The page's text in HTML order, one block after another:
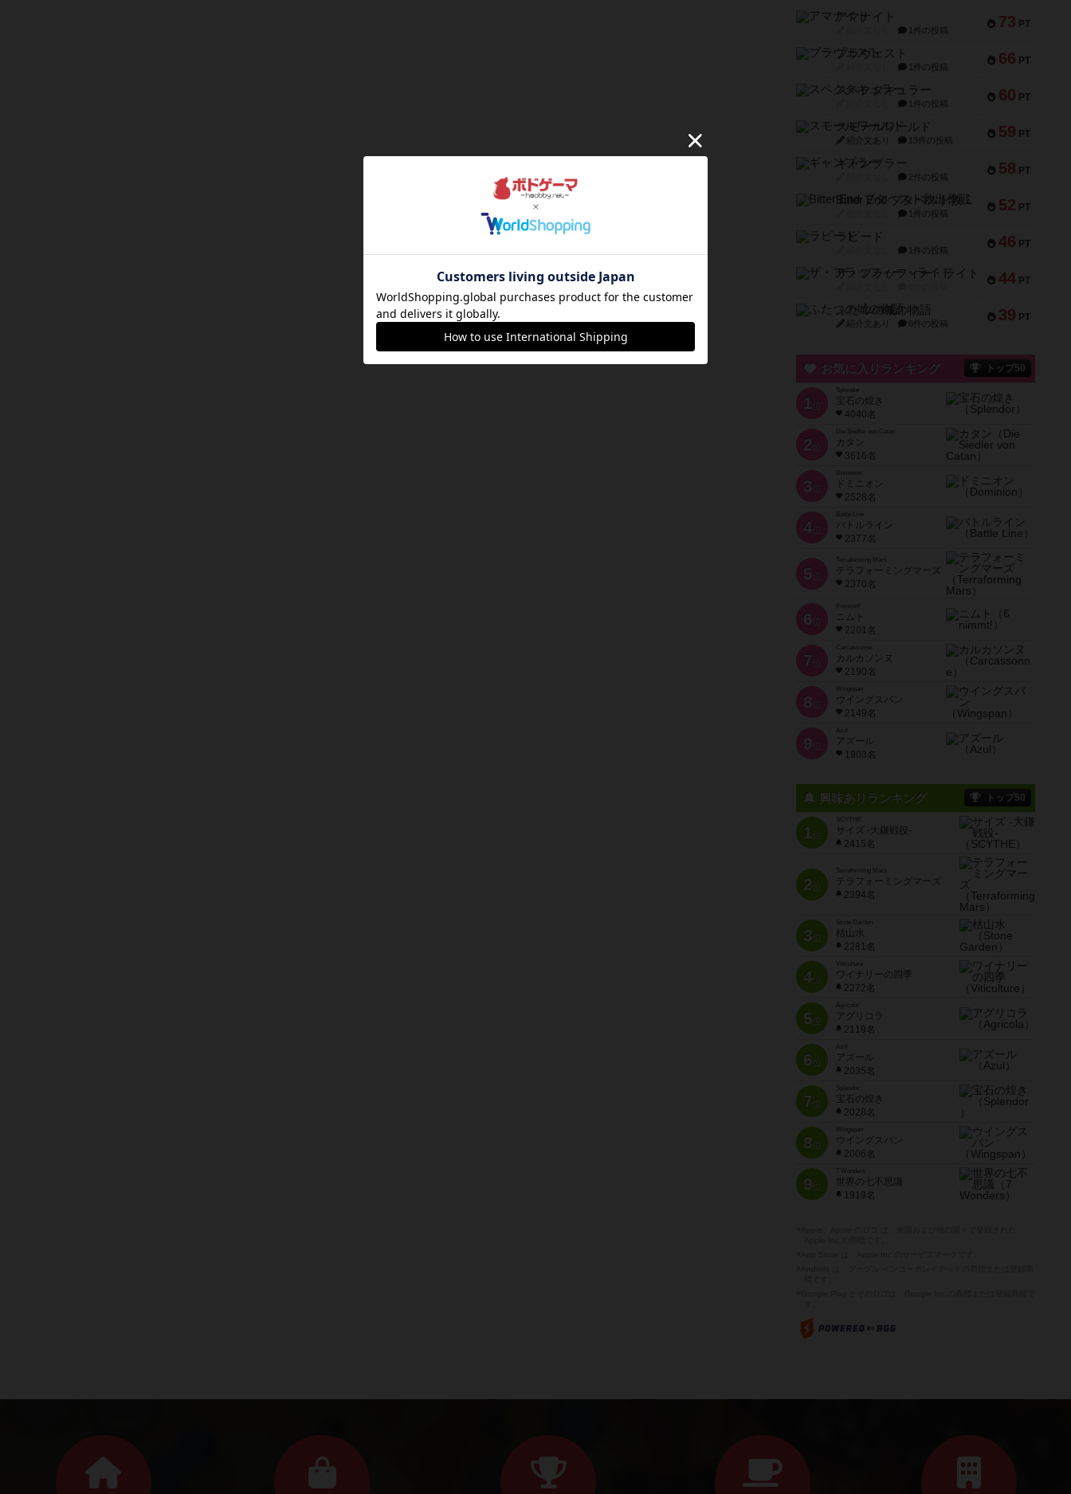
73 PT
アマナイト
1件の投稿
66 PT
ブラヴェスト
1件の投稿
60 PT
スペクタキュラー
1件の投稿
59 PT
スモールワールド
紹介文あり 13件の投稿
58 PT
ギャンブラー
2件の投稿
52 PT
Bitter End ブタペスト救出作戦
1件の投稿
46 PT
ラピード
1件の投稿
44 PT
ザ・フラッフィー・ライト
39 PT
ふたつの城の物語
紹介文あり 6件の投稿
お気に入りランキング トップ50
1 位
宝石の煌き
4040名
2 位
Die Siedler von Catan
カタン
3616名
3 位
ドミニオン
2528名
4位
Battle Line
バトルライン
2377名
5 位
Terraforming Mars
テラフォーミングマーズ
2370名
6 位
ニムト
2201名
7 位
Carcassonne
カルカソンヌ
2190名
8 位
Wingspan
ウイングスパン
2149名
9 位
Azul
アズール
1903名
興味ありランキング トップ50
1位
SCYTHE
サイズ -大鎌戦役-
2415名
2位
Terraforming Mars
テラフォーミングマーズ
2394名
3位
Stone Garden
枯山水
2281名
4位
Viticulture
ワイナリーの四季
2272名
5位
Agricola
アグリコラ
2119名
6位
Azul
アズール
2035名
7位
宝石の煌き
2028名
8位
Wingspan
ウイングスパン
2006名
9位
7 Wonders
世界の七不思議
1919名